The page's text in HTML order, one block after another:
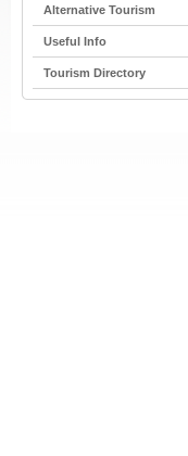
Alternative Tourism
Useful Info
Tourism Directory